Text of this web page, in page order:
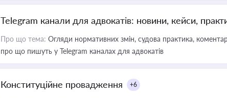
Telegram канали для адвокатів: новини, кейси,
Про що тема: Огляди нормативних змін, судова практика,
про що пишуть у Telegram каналах для адвокатів
Конституційне провадження +6